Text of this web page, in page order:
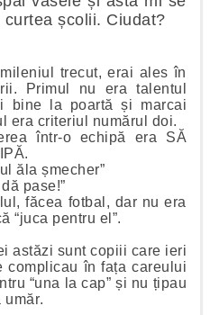
școlii. Ciudat?
trecut, erai ales în
Primul nu era talentul
bine la poartă și marcai
era criteriul numărul doi.
într-o echipă era SĂ
ăla șmecher”
pase!”
făcea fotbal, dar nu era
“juca pentru el”.
astăzi sunt copiii care ieri
complicau în fața careului
“una la cap” și nu țipau
umăr.